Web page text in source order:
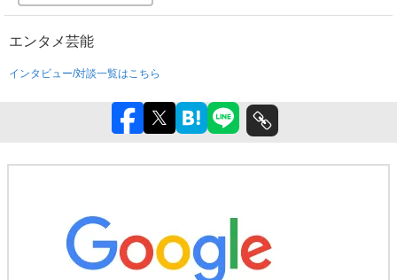
エンタメ芸能
インタビュー/対談一覧はこちら